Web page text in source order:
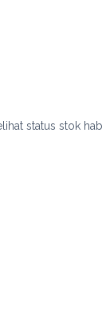
status stok